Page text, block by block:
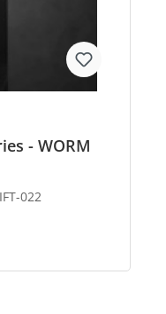
- WORM
IFT-022